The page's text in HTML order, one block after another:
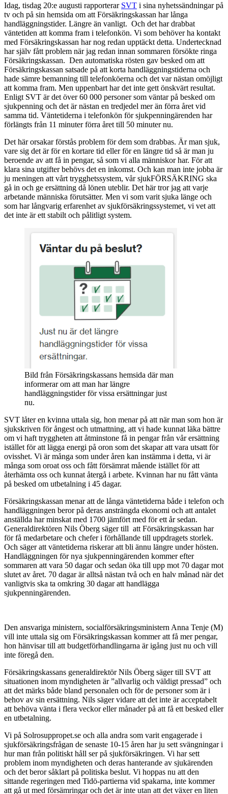
Idag, tisdag 20:e augusti rapporterar SVT i sina nyhetssändningar på
tv och på sin hemsida om att Försäkringskassan har långa
handläggningstider. Längre än vanligt. Och det har drabbat
väntetiden att komma fram i telefonkön. Vi som behöver ha kontakt
med Försäkringskassan har nog redan upptäckt detta. Undertecknad
har själv fått problem när jag redan innan sommaren försökte ringa
Försäkringskassan. Den automatiska rösten gav besked om att
Försäkringskassan satsade på att korta handläggningstiderna och
hade sämre bemanning till telefonköerna och det var nästan omöjligt
att komma fram. Men uppenbart har det inte gett önskvärt resultat.
Enligt SVT är det över 60 000 personer som väntar på besked om
sjukpenning och det är nästan en tredjedel mer än förra året vid
samma tid. Väntetiderna i telefonkön för sjukpenningärenden har
förlängts från 11 minuter förra året till 50 minuter nu.
Det här orsakar förstås problem för dem som drabbas. Är man sjuk,
vare sig det är för en kortare tid eller för en längre tid så är man ju
beroende av att få in pengar, så som vi alla människor har. För att
klara sina utgifter behövs det en inkomst. Och kan man inte jobba är
ju meningen att vårt trygghetssystem, vår sjukFÖRSÄKRING ska
gå in och ge ersättning då lönen uteblir. Det här tror jag att varje
arbetande människa förutsätter. Men vi som varit sjuka länge och
som har långvarig erfarenhet av sjukförsäkringssystemet, vi vet att
det inte är ett stabilt och pålitligt system.
Bild från Försäkringskassans hemsida där man
informerar om att man har längre
handläggningstider för vissa ersättningar just
nu.
SVT låter en kvinna uttala sig, hon menar på att när man som hon är
sjukskriven för ångest och utmattning, att vi hade kunnat läka bättre
om vi haft tryggheten att åtminstone få in pengar från vår ersättning
istället för att lägga energi på oron som det skapar att vara utsatt för
ovisshet. Vi är många som under åren kan instämma i detta, vi är
många som oroat oss och fått försämrat mående istället för att
återhämta oss och kunnat återgå i arbete. Kvinnan har nu fått vänta
på besked om utbetalning i 45 dagar.
Försäkringskassan menar att de långa väntetiderna både i telefon och
handläggningen beror på deras ansträngda ekonomi och att antalet
anställda har minskat med 1700 jämfört med för ett år sedan.
Generaldirektören Nils Öberg säger till att Försäkringskassan har
för få medarbetare och chefer i förhållande till uppdragets storlek.
Och säger att väntetiderna riskerar att bli ännu längre under hösten.
Handläggningen för nya sjukpenningärenden kommer efter
sommaren att vara 50 dagar och sedan öka till upp mot 70 dagar mot
slutet av året. 70 dagar är alltså nästan två och en halv månad när det
vanligtvis ska ta omkring 30 dagar att handlägga
sjukpenningärenden.
Den ansvariga ministern, socialförsäkringsministern Anna Tenje (M)
vill inte uttala sig om Försäkringskassan kommer att få mer pengar,
hon hänvisar till att budgetförhandlingarna är igång just nu och vill
inte föregå den.
Försäkringskassans generaldirektör Nils Öberg säger till SVT att
situationen inom myndigheten är ”allvarlig och väldigt pressad” och
att det märks både bland personalen och för de personer som är i
behov av sin ersättning. Nils säger vidare att det inte är acceptabelt
att behöva vänta i flera veckor eller månader på att få ett besked eller
en utbetalning.
Vi på Solrosuppropet.se och alla andra som varit engagerade i
sjukförsäkringsfrågan de senaste 10-15 åren har ju sett svängningar i
hur man från politiskt håll ser på sjukförsäkringen. Vi har sett
problem inom myndigheten och deras hanterande av sjukärenden
och det beror såklart på politiska beslut. Vi hoppas nu att den
sittande regeringen med Tidö-partierna vid spakarna, inte kommer
att gå ut med försämringar och det är inte utan att det växer en liten